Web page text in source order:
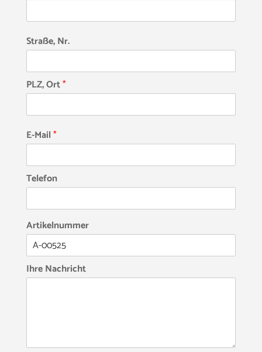
Straße, Nr.
PLZ, Ort*
E-Mail*
Telefon
Artikelnummer
Ihre Nachricht